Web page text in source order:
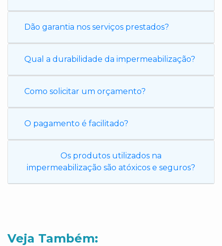
Dão garantia nos serviços prestados?
Qual a durabilidade da impermeabilização?
Como solicitar um orçamento?
O pagamento é facilitado?
Os produtos utilizados na
impermeabilização são atóxicos e seguros?
Veja Também: